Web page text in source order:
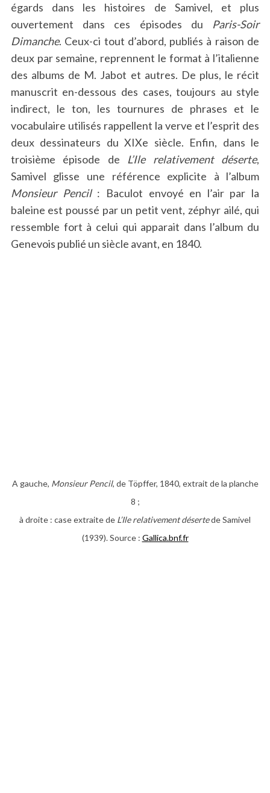
égards dans les histoires de Samivel, et plus
ouvertement dans ces épisodes du Paris-Soir
Dimanche. Ceux-ci tout d’abord, publiés à raison de
deux par semaine, reprennent le format à l’italienne
des albums de M. Jabot et autres. De plus, le récit
manuscrit en-dessous des cases, toujours au style
indirect, le ton, les tournures de phrases et le
vocabulaire utilisés rappellent la verve et l’esprit des
deux dessinateurs du XIXe siècle. Enfin, dans le
troisième épisode de L’Ile relativement déserte,
Samivel glisse une référence explicite à l’album
Monsieur Pencil : Baculot envoyé en l’air par la
baleine est poussé par un petit vent, zéphyr ailé, qui
ressemble fort à celui qui apparait dans l’album du
Genevois publié un siècle avant, en 1840.
A gauche, Monsieur Pencil, de Töpffer, 1840, extrait de la planche
8 ;
à droite : case extraite de L’Ile relativement désertede Samivel
(1939). Source : Gallica.bnf.fr